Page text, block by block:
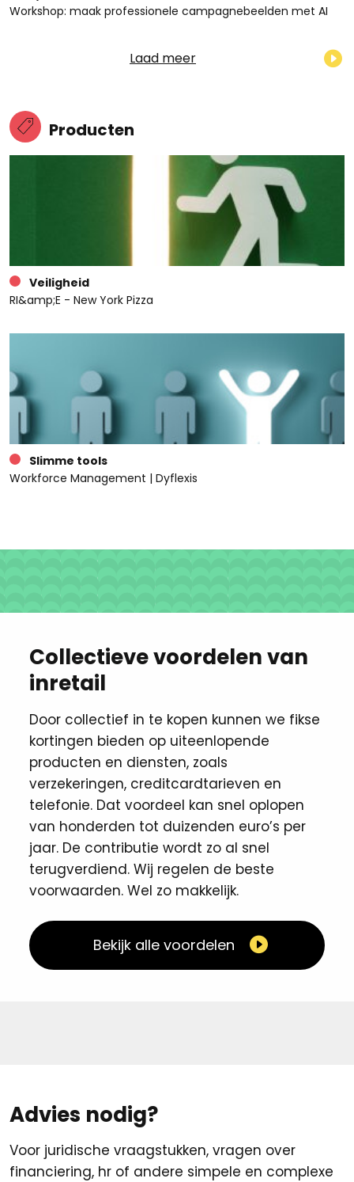
Workshop: maak professionele campagnebeelden met AI
Laad meer
Producten
Veiligheid
RI&amp;E - New York Pizza
Slimme tools
Workforce Management | Dyflexis
Collectieve voordelen van
inretail
Door collectief in te kopen kunnen we fikse
kortingen ​bieden op uiteenlopende
producten en diensten, zoals
verzekeringen, creditcardtarieven en
telefonie. Dat voordeel kan snel oplopen
van honderden tot duizenden euro’s per
jaar. De contributie wordt zo al snel
terugverdiend. Wij regelen de beste
voorwaarden. Wel zo makkelijk. ​
Bekijk alle voordelen
Advies nodig?
Voor juridische vraagstukken, vragen over
financiering, hr of andere simpele en complexe